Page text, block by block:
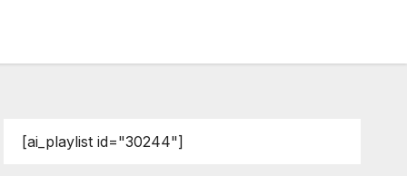
[ai_playlist id="30244"]